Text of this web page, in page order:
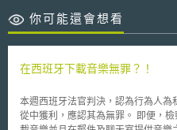
你可能還會想看
在西班牙下載音樂無罪？！
本週西班牙法官判決，認為行為人
從中獲利，應認其為無罪。 即便，